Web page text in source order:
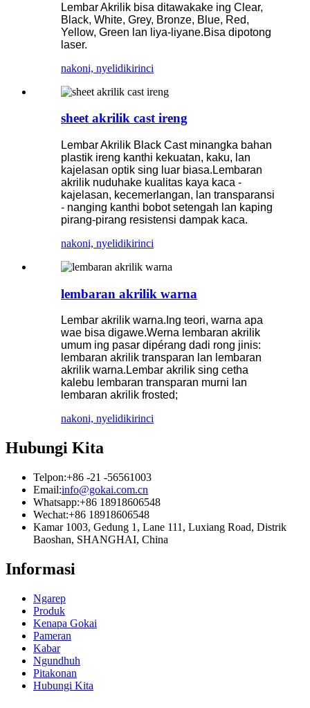
Lembar Akrilik bisa ditawakake ing Clear,
Black, White, Grey, Bronze, Blue, Red,
Yellow, Green lan liya-liyane.Bisa dipotong
laser.
nakoni, nyelidikirinci
sheet akrilik cast ireng
Lembar Akrilik Black Cast minangka bahan
plastik ireng kanthi kekuatan, kaku, lan
kajelasan optik sing luar biasa.Lembaran
akrilik nuduhake kualitas kaya kaca -
kajelasan, kecemerlangan, lan transparansi
- nanging kanthi bobot setengah lan kaping
pirang-pirang resistensi dampak kaca.
nakoni, nyelidikirinci
lembaran akrilik warna
Lembar akrilik warna.Ing teori, warna apa
wae bisa digawe.Werna lembaran akrilik
umum ing pasar dipérang dadi rong jinis:
lembaran akrilik transparan lan lembaran
akrilik warna.Lembar akrilik sing cetha
kalebu lembaran transparan murni lan
lembaran akrilik frosted;
nakoni, nyelidikirinci
Hubungi Kita
Telpon:+86 -21 -56561003
Email:info@gokai.com.cn
Whatsapp:+86 18918606548
Wechat:+86 18918606548
Kamar 1003, Gedung 1, Lane 111, Luxiang Road, Distrik
Baoshan, SHANGHAI, China
Informasi
Ngarep
Produk
Kenapa Gokai
Pameran
Kabar
Ngundhuh
Pitakonan
Hubungi Kita